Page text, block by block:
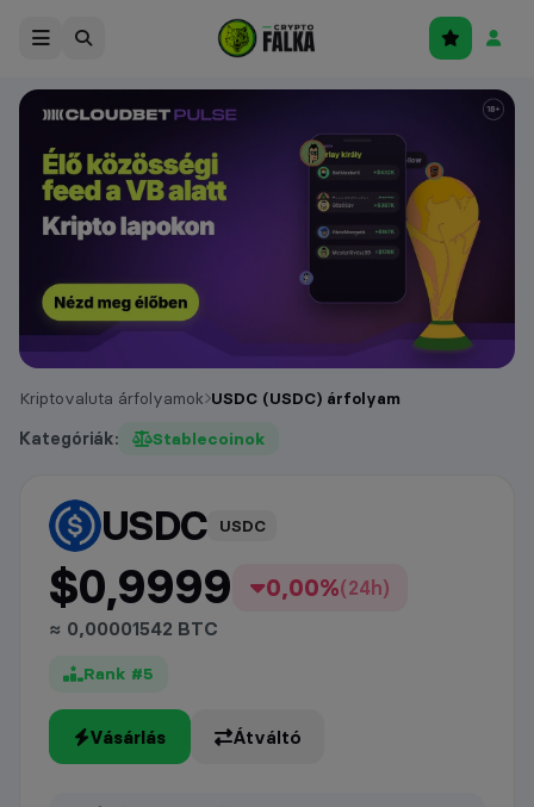
Kriptovaluta árfolyamok USDC (USDC) árfolyam
Kategóriák: Stablecoinok
USDC árfolyam
USDC
$0,9999 0,00%(24h)
≈ 0,00001542 BTC
Rank #5
Vásárlás Átváltó